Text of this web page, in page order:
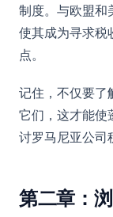
制度。与欧盟和
使其成为寻求税
点。
记住，不仅要了
它们，这才能使
讨罗马尼亚公司
第二章：